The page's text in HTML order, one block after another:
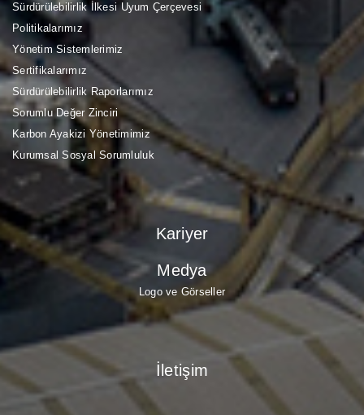
Sürdürülebilirlik İlkesi Uyum Çerçevesi
Politikalarımız
Yönetim Sistemlerimiz
Sertifikalarımız
Sürdürülebilirlik Raporlarımız
Sorumlu Değer Zinciri
Karbon Ayakizi Yönetimimiz
Kurumsal Sosyal Sorumluluk
Kariyer
Medya
Logo ve Görseller
İletişim